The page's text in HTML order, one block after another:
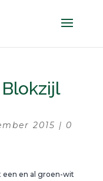
2015 | 0
een en al groen-wit